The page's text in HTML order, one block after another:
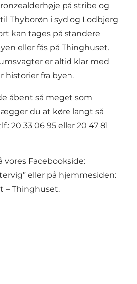
på stribe og
Thyborøn i syd og Lodbjerg
kan tages på standere
eller fås på Thinghuset.
er altid klar med
historier fra byen.
åbent så meget som
du at køre langt så
20 33 06 95 eller 20 47 81
vores Facebookside:
eller på hjemmesiden:
– Thinghuset.